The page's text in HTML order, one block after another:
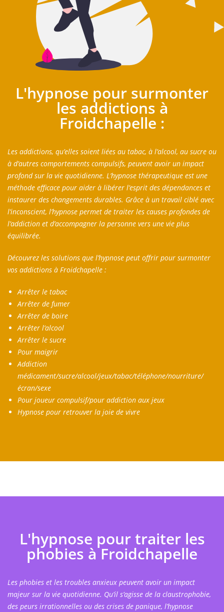
L'hypnose pour surmonter
les addictions à
Froidchapelle :
Les addictions, qu’elles soient liées au tabac, à l’alcool, au sucre ou
à d’autres comportements compulsifs, peuvent avoir un impact
profond sur la vie quotidienne. L’hypnose thérapeutique est une
méthode efficace pour aider à libérer l’esprit des dépendances et
instaurer des changements durables. Grâce à un travail ciblé avec
l’inconscient, l’hypnose permet de traiter les causes profondes de
l’addiction et d’accompagner la personne vers une vie plus
équilibrée.
Découvrez les solutions que l’hypnose peut offrir pour surmonter
vos addictions à Froidchapelle :
Arrêter le tabac
Arrêter de fumer
Arrêter de boire
Arrêter l’alcool
Arrêter le sucre
Pour maigrir
Addiction
médicament/sucre/alcool/jeux/tabac/téléphone/nourriture/
écran/sexe
Pour joueur compulsif/pour addiction aux jeux
Hypnose pour retrouver la joie de vivre
L'hypnose pour traiter les
phobies à Froidchapelle
Les phobies et les troubles anxieux peuvent avoir un impact
majeur sur la vie quotidienne. Qu’il s’agisse de la claustrophobie,
des peurs irrationnelles ou des crises de panique, l’hypnose